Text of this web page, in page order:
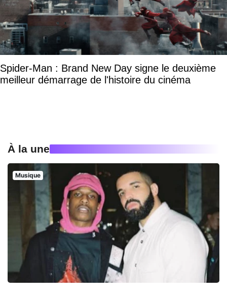
Spider-Man : Brand New Day signe le deuxième
meilleur démarrage de l'histoire du cinéma
À la une
Musique